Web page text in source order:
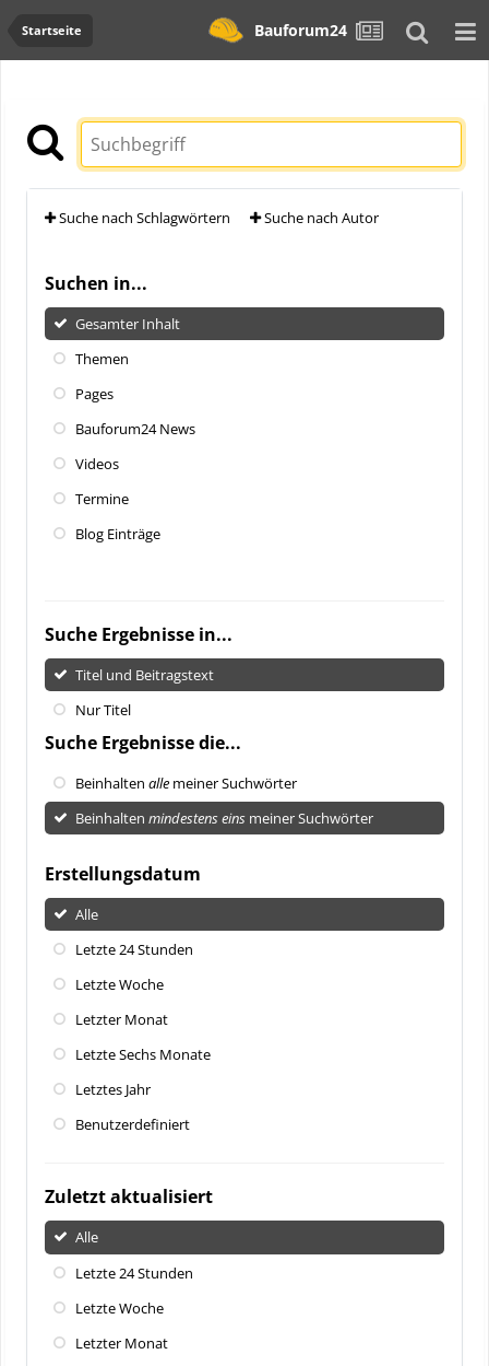
Startseite Bauforum24
Suche nach Schlagwörtern Suche nach Autor
Suchen in...
Gesamter Inhalt
Themen
Pages
Bauforum24 News
Videos
Termine
Blog Einträge
Suche Ergebnisse in...
Titel und Beitragstext
Nur Titel
Suche Ergebnisse die...
Beinhalten alle meiner Suchwörter
Beinhalten mindestens eins meiner Suchwörter
Erstellungsdatum
Alle
Letzte 24 Stunden
Letzte Woche
Letzter Monat
Letzte Sechs Monate
Letztes Jahr
Benutzerdefiniert
Zuletzt aktualisiert
Alle
Letzte 24 Stunden
Letzte Woche
Letzter Monat